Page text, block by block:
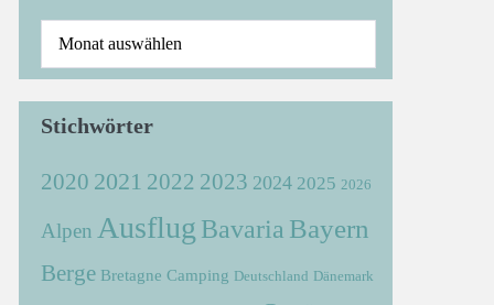
Stichwörter
2020 2021 2022 2023 2024 2025 2026
Alpen Ausflug Bavaria Bayern
Berge Bretagne Camping Deutschland Dänemark